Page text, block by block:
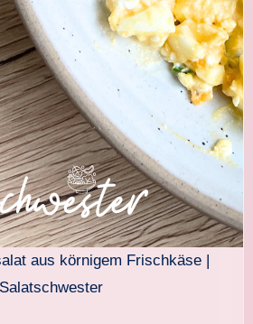
aus körnigem Frischkäse |
Salatschwester